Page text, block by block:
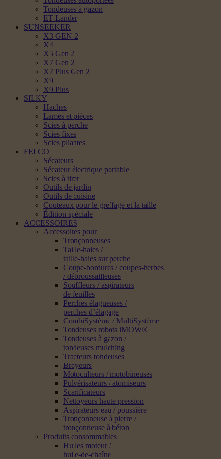
Tondeuses à gazon
ET-Lander
SUNSEEKER
X3 GEN-2
X4
X5 Gen 2
X7 Gen 2
X7 Plus Gen 2
X9
X9 Plus
SILKY
Haches
Lames et pièces
Scies à perche
Scies fixes
Scies pliantes
FELCO
Sécateurs
Sécateur électrique portable
Scies à tirer
Outils de jardin
Outils de cuisine
Couteaux pour le greffage et la taille
Édition spéciale
ACCESSOIRES
Accessoires pour
Tronçonneuses
Taille-haies /
taille-haies sur perche
Coupe-bordures / coupes-herbes
/ débroussailleuses
Souffleurs / aspirateurs
de feuilles
Perches élagueuses /
perches d’élagage
CombiSystème / MultiSystème
Tondeuses robots iMOW®
Tondeuses à gazon /
tondeuses mulching
Tracteurs tondeuses
Broyeurs
Motoculteurs / motobineuses
Pulvérisateurs / atomiseurs
Scarificateurs
Nettoyeurs haute pression
Aspirateurs eau / poussière
Tronçonneuse à pierre /
tronçonneuse à béton
Produits consommables
Huiles moteur /
huile-de-chaîne